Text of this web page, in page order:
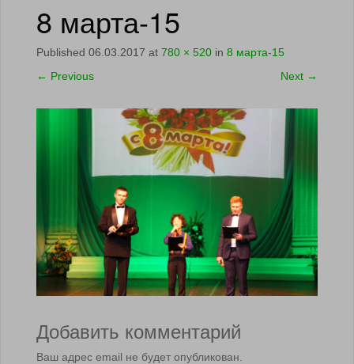
8 марта-15
Published 06.03.2017 at 780 × 520 in 8 марта-15
← Previous Next →
Добавить комментарий
Ваш адрес email не будет опубликован.